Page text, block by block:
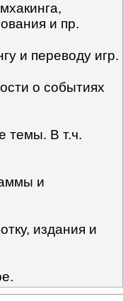
и пр.
и переводу игр.
о событиях
темы. В т.ч.
и
издания и